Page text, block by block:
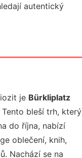
autentický
je Bürkliplatz
bleší trh, který
do října, nabízí
oblečení, knih,
Nachází se na